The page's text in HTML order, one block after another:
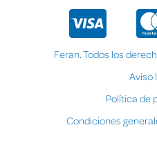
Feran. Todos los
Aviso
Política de
Condiciones